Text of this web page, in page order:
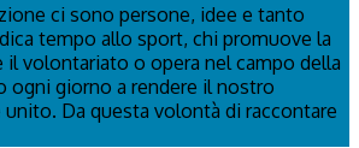
ci sono persone, idee e tanto
tempo allo sport, chi promuove la
il volontariato o opera nel campo della
ogni giorno a rendere il nostro
Da questa volontà di raccontare